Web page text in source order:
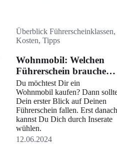
Überblick Führerscheinklassen,
Kosten, Tipps
Wohnmobil: Welchen
Führerschein brauche
ich?
Du möchtest Dir ein
Wohnmobil kaufen? Dann
Dein erster Blick auf Deinen
Führerschein fallen. Erst danach
kannst Du Dich durch Inserate
wühlen.
12.06.2024